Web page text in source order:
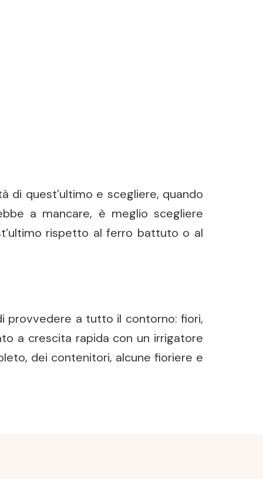
di quest’ultimo e scegliere, quando
a mancare, è meglio scegliere
rispetto al ferro battuto o al
provvedere a tutto il contorno: fiori,
a crescita rapida con un irrigatore
dei contenitori, alcune fioriere e